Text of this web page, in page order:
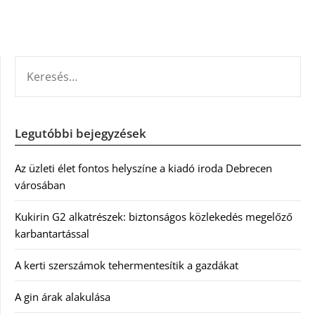
Legutóbbi bejegyzések
Az üzleti élet fontos helyszíne a kiadó iroda Debrecen
városában
Kukirin G2 alkatrészek: biztonságos közlekedés megelőző
karbantartással
A kerti szerszámok tehermentesítik a gazdákat
A gin árak alakulása